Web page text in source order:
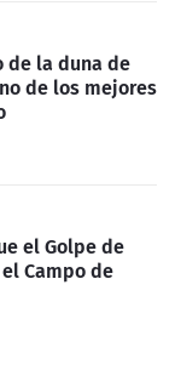
de la duna de
de los mejores
el Golpe de
Campo de